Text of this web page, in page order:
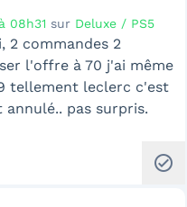
08h31 sur Deluxe / PS5
2 commandes 2
l'offre à 70 j'ai même
tellement leclerc c'est
pas surpris.
check_circle